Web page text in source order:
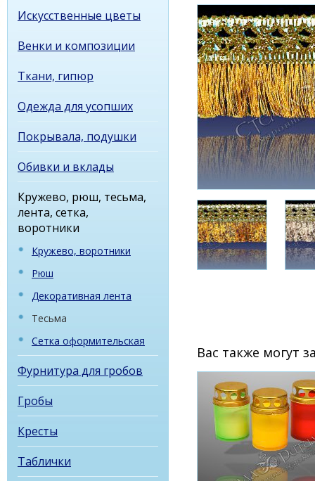
Искусственные цветы
Венки и композиции
Ткани, гипюр
Одежда для усопших
Покрывала, подушки
Обивки и вклады
Кружево, рюш, тесьма,
лента, сетка,
воротники
Кружево, воротники
Рюш
Декоративная лента
Тесьма
Сетка оформительская
Фурнитура для гробов
Гробы
Кресты
Таблички
Вас также могут